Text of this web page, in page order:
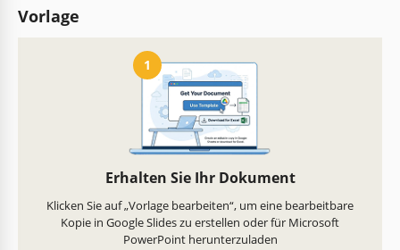
Vorlage
1
Erhalten Sie Ihr Dokument
Klicken Sie auf „Vorlage bearbeiten“, um eine bearbeitbare
Kopie in Google Slides zu erstellen oder für Microsoft
PowerPoint herunterzuladen